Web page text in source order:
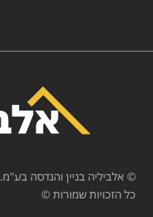
© אלביליה בניין והנדסה בע"מ.
כל הזכויות שמורות ©